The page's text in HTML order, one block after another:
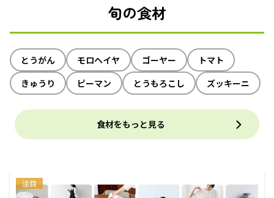
旬の食材
とうがん モロヘイヤ ゴーヤー
トマト
きゅうり
ピーマン とうもろこし ズッキーニ
食材をもっと見る
注目